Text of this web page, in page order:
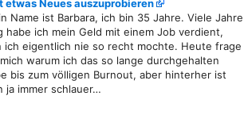
etwas Neues auszuprobieren
Name ist Barbara, ich bin 35 Jahre. Viele Jahre
habe ich mein Geld mit einem Job verdient,
ich eigentlich nie so recht mochte. Heute frage
warum ich das so lange durchgehalten
bis zum völligen Burnout, aber hinterher ist
ja immer schlauer…